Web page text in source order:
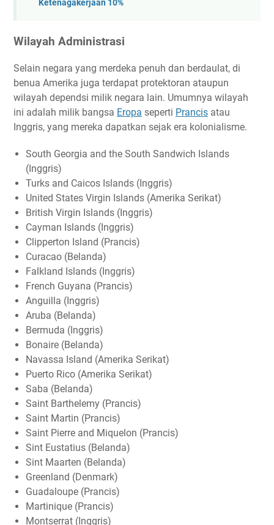
Ketenagakerjaan 10%
Wilayah Administrasi
Selain negara yang merdeka penuh dan berdaulat, di
benua Amerika juga terdapat protektoran ataupun
wilayah dependsi milik negara lain. Umumnya wilayah
ini adalah milik bangsa Eropa seperti Prancis atau
Inggris, yang mereka dapatkan sejak era kolonialisme.
South Georgia and the South Sandwich Islands
(Inggris)
Turks and Caicos Islands (Inggris)
United States Virgin Islands (Amerika Serikat)
British Virgin Islands (Inggris)
Cayman Islands (Inggris)
Clipperton Island (Prancis)
Curacao (Belanda)
Falkland Islands (Inggris)
French Guyana (Prancis)
Anguilla (Inggris)
Aruba (Belanda)
Bermuda (Inggris)
Bonaire (Belanda)
Navassa Island (Amerika Serikat)
Puerto Rico (Amerika Serikat)
Saba (Belanda)
Saint Barthelemy (Prancis)
Saint Martin (Prancis)
Saint Pierre and Miquelon (Prancis)
Sint Eustatius (Belanda)
Sint Maarten (Belanda)
Greenland (Denmark)
Guadaloupe (Prancis)
Martinique (Prancis)
Montserrat (Inggris)